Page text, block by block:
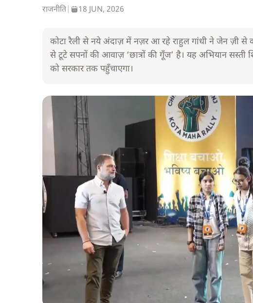
राजनीति| 18 JUN, 2026
कोटा रैली से नये अंदाज़ में नज़र आ रहे राहुल गांधी ने जेन ज़ी से
से टूटे सपनों की आवाज़ ‘छात्रों की गूँज’ है। यह अभियान सस्ती
को सरकार तक पहुँचाएगा।